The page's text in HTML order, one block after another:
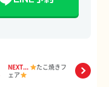
NEXT...
たこ焼きフ
ェア